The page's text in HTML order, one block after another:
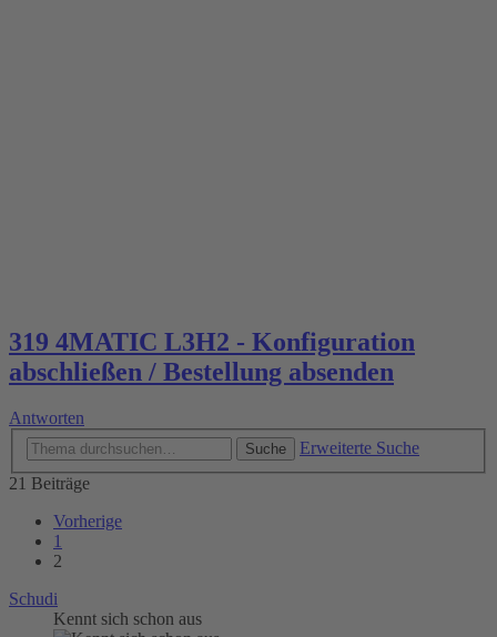
319 4MATIC L3H2 - Konfiguration
abschließen / Bestellung absenden
Antworten
Suche
Erweiterte Suche
21 Beiträge
Vorherige
1
2
Schudi
Kennt sich schon aus